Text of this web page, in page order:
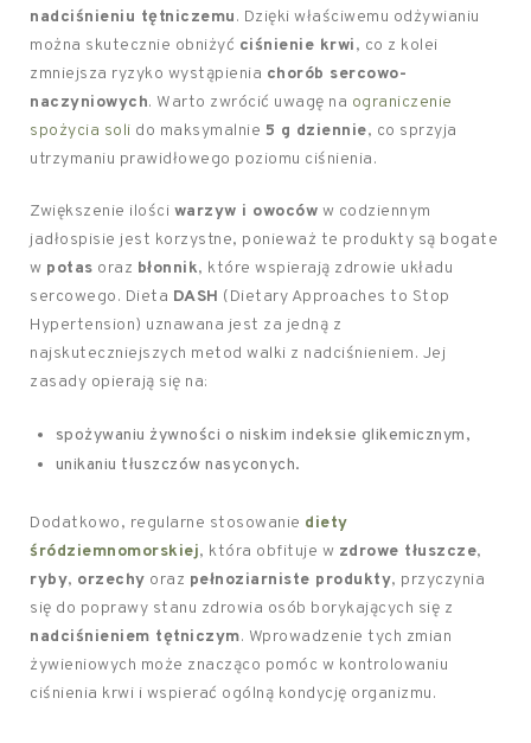
nadciśnieniu tętniczemu. Dzięki właściwemu odżywianiu
można skutecznie obniżyć ciśnienie krwi, co z kolei
zmniejsza ryzyko wystąpienia chorób sercowo-
naczyniowych. Warto zwrócić uwagę na ograniczenie
spożycia soli do maksymalnie 5 g dziennie, co sprzyja
utrzymaniu prawidłowego poziomu ciśnienia.
Zwiększenie ilości warzyw i owoców w codziennym
jadłospisie jest korzystne, ponieważ te produkty są bogate
w potas oraz błonnik, które wspierają zdrowie układu
sercowego. Dieta DASH (Dietary Approaches to Stop
Hypertension) uznawana jest za jedną z
najskuteczniejszych metod walki z nadciśnieniem. Jej
zasady opierają się na:
spożywaniu żywności o niskim indeksie glikemicznym,
unikaniu tłuszczów nasyconych.
Dodatkowo, regularne stosowanie diety
śródziemnomorskiej, która obfituje w zdrowe tłuszcze,
ryby, orzechy oraz pełnoziarniste produkty, przyczynia
się do poprawy stanu zdrowia osób borykających się z
nadciśnieniem tętniczym. Wprowadzenie tych zmian
żywieniowych może znacząco pomóc w kontrolowaniu
ciśnienia krwi i wspierać ogólną kondycję organizmu.